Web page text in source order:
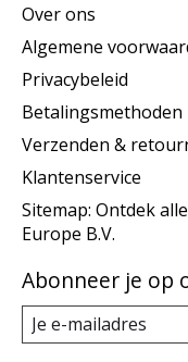
Over ons
Algemene
Privacybeleid
Betalingsmethoden
Verzenden &
Klantenservice
Sitemap: Ontdek
Europe B.V.
Abonneer je op